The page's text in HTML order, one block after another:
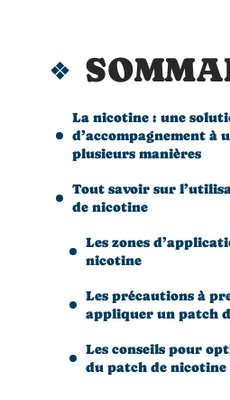
La nicotine : une
d’accompagnement à
plusieurs manières
Tout savoir sur
de nicotine
Les zones
nicotine
Les précautions à
appliquer un patch
Les conseils pour
du patch de nicotine